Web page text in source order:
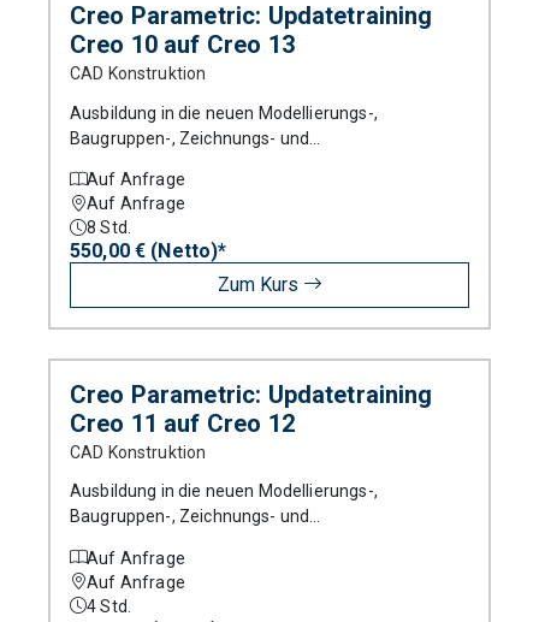
Creo Parametric: Updatetraining
Creo 10 auf Creo 13
CAD Konstruktion
Ausbildung in die neuen Modellierungs-,
Baugruppen-, Zeichnungs- und
Parametric.
Auf Anfrage
Auf Anfrage
8 Std.
550,00 € (Netto)*
Zum Kurs
Creo Parametric: Updatetraining
Creo 11 auf Creo 12
CAD Konstruktion
Ausbildung in die neuen Modellierungs-,
Baugruppen-, Zeichnungs- und
Parametric.
Auf Anfrage
Auf Anfrage
4Std.